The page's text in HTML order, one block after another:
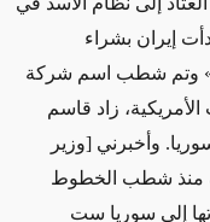
إيران بشراء
وتم شطب اسم شركة
الأمريكية، زاد قاسم
وأخبرني [وزير
منذ شطب الخطوط
إلى سوريا ست